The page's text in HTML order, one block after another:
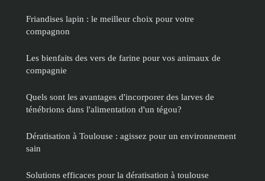
Friandises lapin : le meilleur choix pour votre
compagnon
Les bienfaits des vers de farine pour vos animaux de
compagnie
Quels sont les avantages d'incorporer des larves de
ténébrions dans l'alimentation d'un tégou?
Dératisation à Toulouse : agissez pour un environnement
sain
Solutions efficaces pour la dératisation à toulouse